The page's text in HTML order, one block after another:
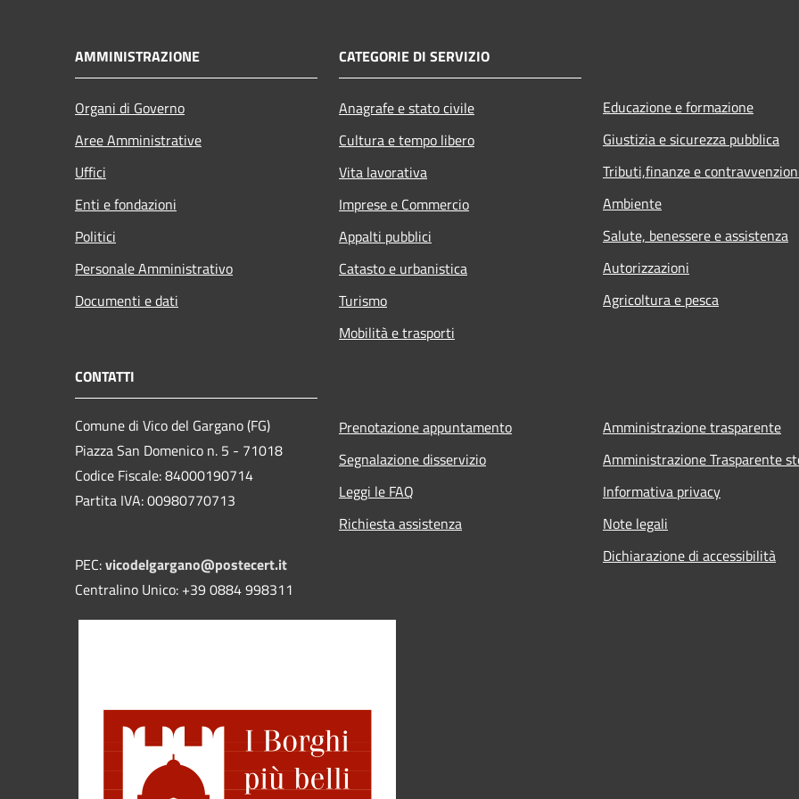
AMMINISTRAZIONE
Organi di Governo
Aree Amministrative
Uffici
Enti e fondazioni
Politici
Personale Amministrativo
Documenti e dati
CATEGORIE DI SERVIZIO
Anagrafe e stato civile
Cultura e tempo libero
Vita lavorativa
Imprese e Commercio
Appalti pubblici
Catasto e urbanistica
Turismo
Mobilità e trasporti
Educazione e formazione
Giustizia e sicurezza pubblica
Tributi,finanze e
Ambiente
Salute, benessere e assistenza
Autorizzazioni
Agricoltura e pesca
CONTATTI
Comune di Vico del Gargano (FG)
Piazza San Domenico n. 5 - 71018
Codice Fiscale: 84000190714
Partita IVA: 00980770713
PEC:vicodelgargano@postecert.it
Centralino Unico: +39 0884 998311
Prenotazione appuntamento
Segnalazione disservizio
Leggi le FAQ
Richiesta assistenza
Amministrazione trasparente
Amministrazione Trasparente
Informativa privacy
Note legali
Dichiarazione di accessibilità